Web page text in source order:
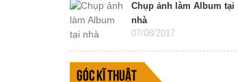
Chụp ảnh làm Album tại
nhà
07/08/2017
Góc kĩ thuật